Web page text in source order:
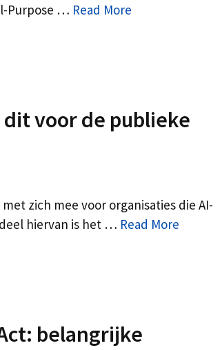
Purpose … Read More
voor de publieke
zich mee voor organisaties die AI-
hiervan is het … Read More
belangrijke